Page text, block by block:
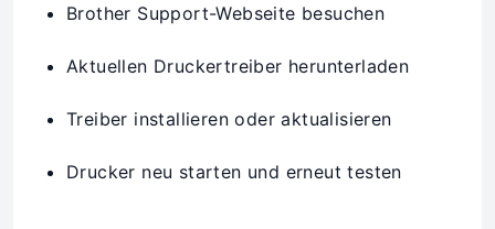
Brother Support-Webseite besuchen
Aktuellen Druckertreiber herunterladen
Treiber installieren oder aktualisieren
Drucker neu starten und erneut testen